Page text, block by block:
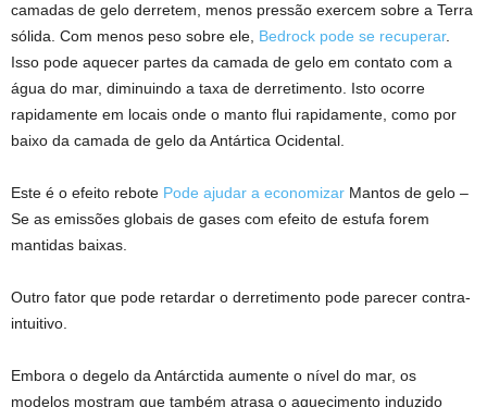
camadas de gelo derretem, menos pressão exercem sobre a Terra
sólida. Com menos peso sobre ele, Bedrock pode se recuperar.
Isso pode aquecer partes da camada de gelo em contato com a
água do mar, diminuindo a taxa de derretimento. Isto ocorre
rapidamente em locais onde o manto flui rapidamente, como por
baixo da camada de gelo da Antártica Ocidental.
Este é o efeito rebote Pode ajudar a economizar Mantos de gelo –
Se as emissões globais de gases com efeito de estufa forem
mantidas baixas.
Outro fator que pode retardar o derretimento pode parecer contra-
intuitivo.
Embora o degelo da Antárctida aumente o nível do mar, os
modelos mostram que também atrasa o aquecimento induzido